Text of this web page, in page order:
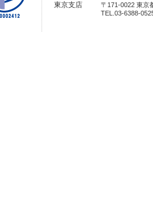
東京支店
〒171-0022 東京
TEL.03-6388-